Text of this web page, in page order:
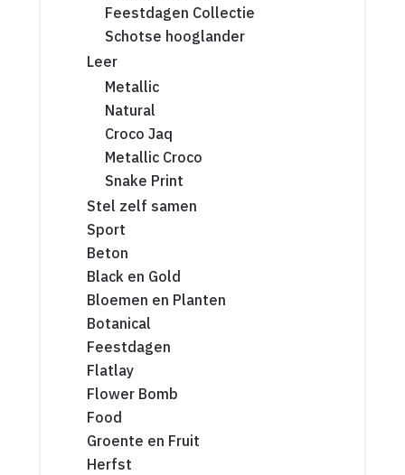
Feestdagen Collectie
Schotse hooglander
Leer
Metallic
Natural
Croco Jaq
Metallic Croco
Snake Print
Stel zelf samen
Sport
Beton
Black en Gold
Bloemen en Planten
Botanical
Feestdagen
Flatlay
Flower Bomb
Food
Groente en Fruit
Herfst